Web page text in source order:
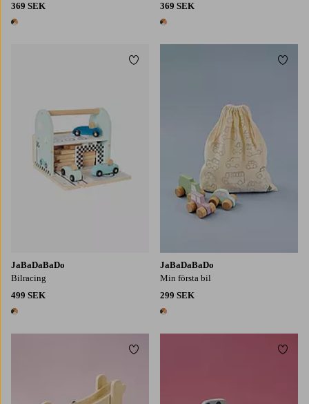
369 SEK
1 färg
369 SEK
1 färg
JaBaDaBaDo
Bilracing
499 SEK
1 färg
Lägg till i favoriter
JaBaDaBaDo
Min första bil
299 SEK
1 färg
Lägg till i favoriter